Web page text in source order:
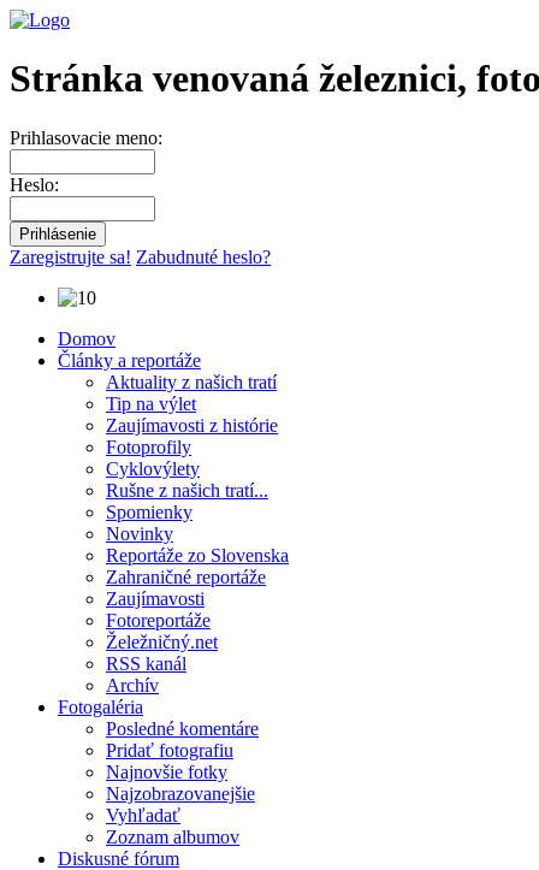
Stránka venovaná železnici,
Prihlasovacie meno:
Heslo:
Zaregistrujte sa! Zabudnuté heslo?
Domov
Články a reportáže
Aktuality z našich tratí
Tip na výlet
Zaujímavosti z histórie
Fotoprofily
Cyklovýlety
Rušne z našich tratí...
Spomienky
Novinky
Reportáže zo Slovenska
Zahraničné reportáže
Zaujímavosti
Fotoreportáže
Želežničný.net
RSS kanál
Archív
Fotogaléria
Posledné komentáre
Pridať fotografiu
Najnovšie fotky
Najzobrazovanejšie
Vyhľadať
Zoznam albumov
Diskusné fórum